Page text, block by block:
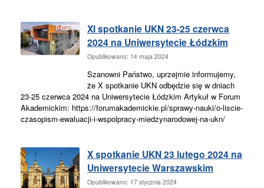
XI spotkanie UKN 23-25 czerwca
2024 na Uniwersytecie Łódzkim
Opublikowano: 14 maja 2024
Szanowni Państwo, uprzejmie informujemy,
że X spotkanie UKN odbędzie się w dniach
23-25 czerwca 2024 na Uniwersytecie Łódzkim Artykuł w Forum
Akademickim: https://forumakademickie.pl/sprawy-nauki/o-liscie-
czasopism-ewaluacji-i-wspolpracy-miedzynarodowej-na-ukn/
X spotkanie UKN 23 lutego 2024 na
Uniwersytecie Warszawskim
Opublikowano: 17 stycznia 2024